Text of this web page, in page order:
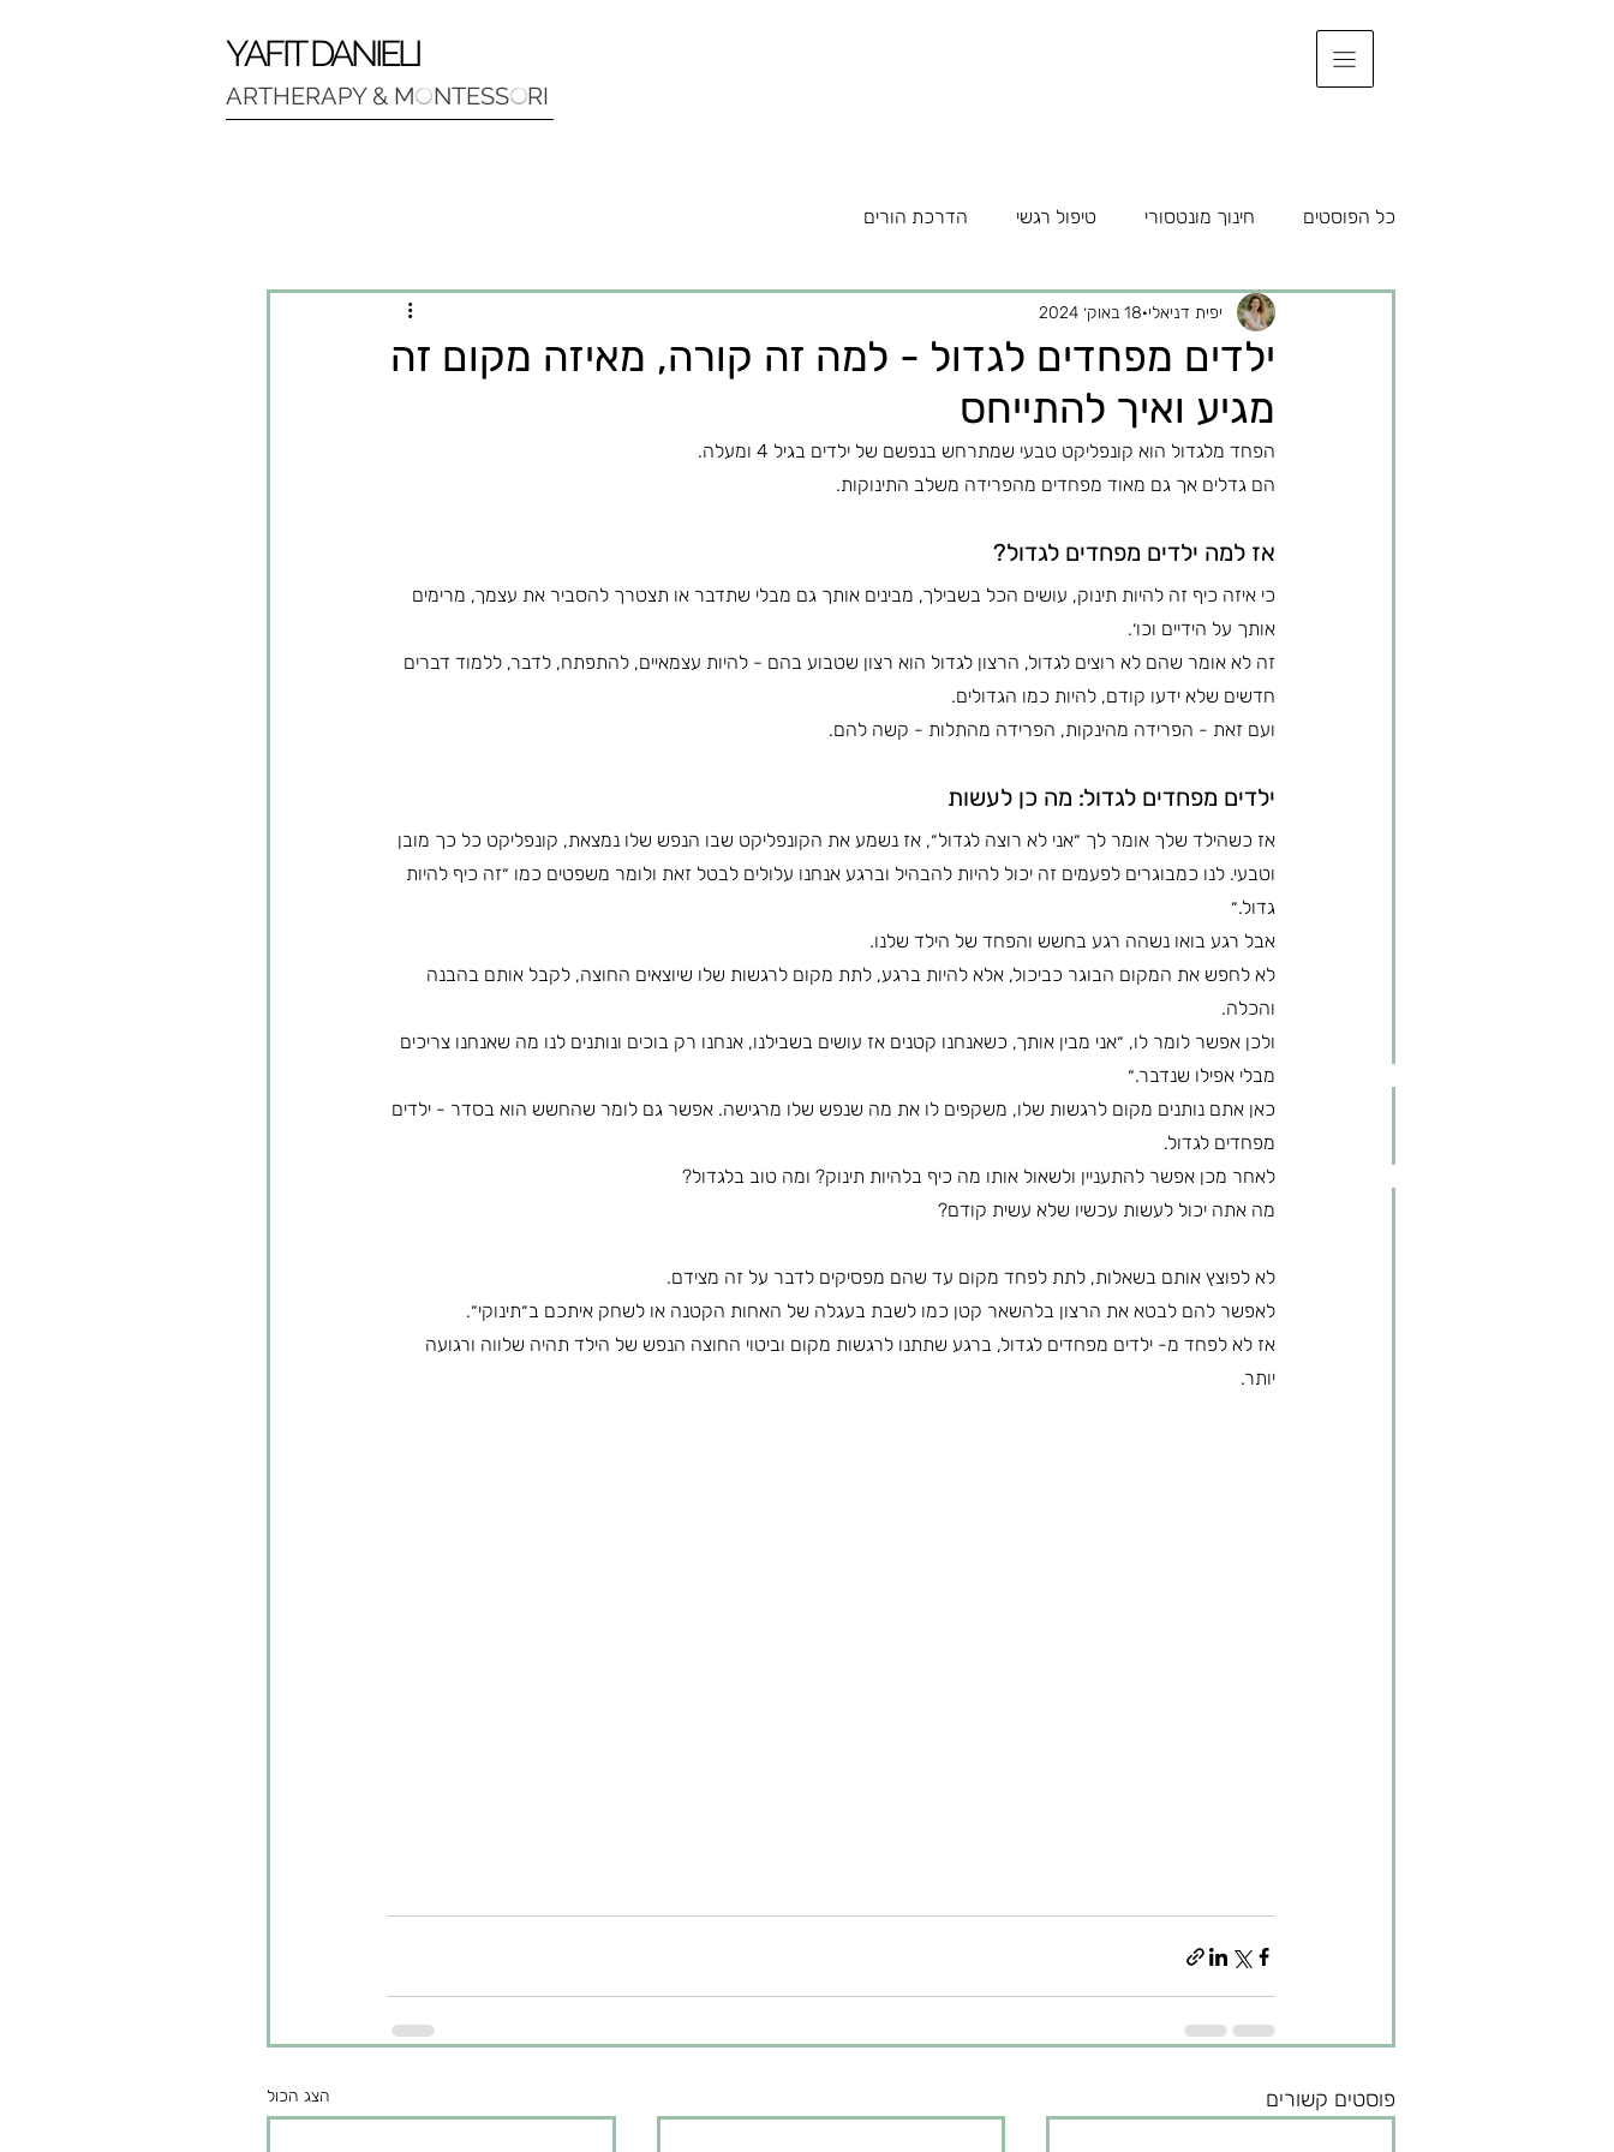
YAFIT DANIELI
ARTHERAPY & M NTESS RI
כל הפוסטים חינוך מונטסורי טיפול רגשי הדרכת הורים
ילדים מפחדים לגדול - למה זה קורה, מאיזה מקום זה
מגיע ואיך להתייחס
יפית דניאלי 18 באוק׳ 2024
הפחד מלגדול הוא קונפליקט טבעי שמתרחש בנפשם של ילדים בגיל 4 ומעלה.
הם גדלים אך גם מאוד מפחדים מהפרידה משלב התינוקות.
אז למה ילדים מפחדים לגדול?
כי איזה כיף זה להיות תינוק, עושים הכל בשבילך, מבינים אותך גם מבלי שתדבר או תצטרך להסביר את עצמך, מרימים
אותך על הידיים וכו׳.
זה לא אומר שהם לא רוצים לגדול, הרצון לגדול הוא רצון שטבוע בהם - להיות עצמאיים, להתפתח, לדבר, ללמוד דברים
חדשים שלא ידעו קודם, להיות כמו הגדולים.
ועם זאת - הפרידה מהינקות, הפרידה מהתלות - קשה להם.
ילדים מפחדים לגדול: מה כן לעשות
אז כשהילד שלך אומר לך ״אני לא רוצה לגדול״, אז נשמע את הקונפליקט שבו הנפש שלו נמצאת, קונפליקט כל כך מובן
וטבעי. לנו כמבוגרים לפעמים זה יכול להיות להבהיל וברגע אנחנו עלולים לבטל זאת ולומר משפטים כמו ״זה כיף להיות
גדול.״
אבל רגע בואו נשהה רגע בחשש והפחד של הילד שלנו.
לא לחפש את המקום הבוגר כביכול, אלא להיות ברגע, לתת מקום לרגשות שלו שיוצאים החוצה, לקבל אותם בהבנה
והכלה.
ולכן אפשר לומר לו, ״אני מבין אותך, כשאנחנו קטנים אז עושים בשבילנו, אנחנו רק בוכים ונותנים לנו מה שאנחנו צריכים
מבלי אפילו שנדבר.״
כאן אתם נותנים מקום לרגשות שלו, משקפים לו את מה שנפש שלו מרגישה. אפשר גם לומר שהחשש הוא בסדר - ילדים
מפחדים לגדול.
לאחר מכן אפשר להתעניין ולשאול אותו מה כיף בלהיות תינוק? ומה טוב בלגדול?
מה אתה יכול לעשות עכשיו שלא עשית קודם?
לא לפוצץ אותם בשאלות, לתת לפחד מקום עד שהם מפסיקים לדבר על זה מצידם.
לאפשר להם לבטא את הרצון בלהשאר קטן כמו לשבת בעגלה של האחות הקטנה או לשחק איתכם ב״תינוקי״.
אז לא לפחד מ- ילדים מפחדים לגדול, ברגע שתתנו לרגשות מקום וביטוי החוצה הנפש של הילד תהיה שלווה ורגועה
יותר.
פוסטים קשורים הצג הכול